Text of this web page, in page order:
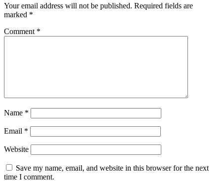
Your email address will not be published. Required fields are
marked *
Comment *
Name *
Email *
Website
Save my name, email, and website in this browser for the next
time I comment.